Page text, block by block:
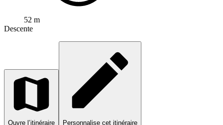
52 m
Descente
Ouvre l’itinéraire Personnalise cet itinéraire